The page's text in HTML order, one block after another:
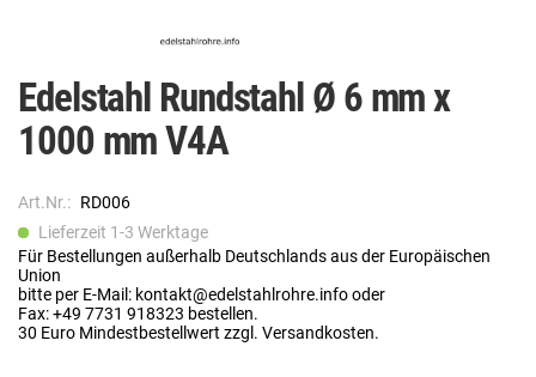
Edelstahl Rundstahl Ø 6 mm x
1000 mm V4A
Art.Nr.: RD006
Lieferzeit 1-3 Werktage
Für Bestellungen außerhalb Deutschlands aus der Europäischen
Union
bitte per E-Mail: kontakt@edelstahlrohre.info oder
Fax: +49 7731 918323 bestellen.
30 Euro Mindestbestellwert zzgl. Versandkosten.